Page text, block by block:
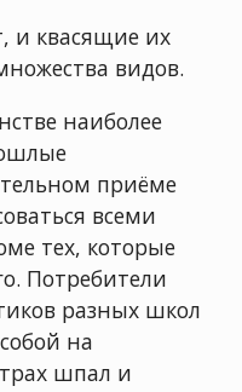
и квасящие их
видов.
наиболее
приёме
всеми
тех, которые
Потребители
разных школ
на
шпал и